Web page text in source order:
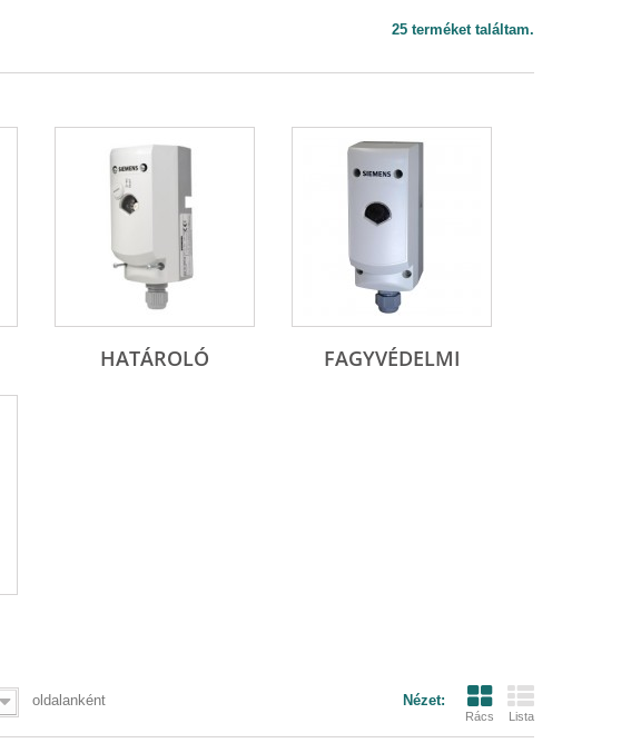
25 terméket találtam.
HATÁROLÓ FAGYVÉDELMI
Nézet:
Rács Lista
oldalanként